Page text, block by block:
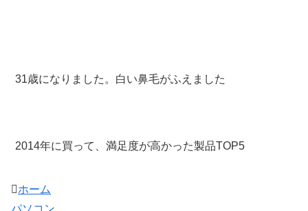
31歳になりました。白い鼻毛がふえました
2014年に買って、満足度が高かった製品TOP5
ホーム
パソコン